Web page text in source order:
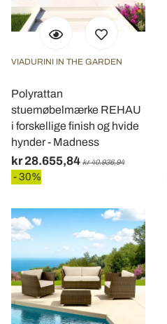
VIADURINI IN THE GARDEN
Polyrattan
stuemøbelmærke REHAU
i forskellige finish og hvide
hynder - Madness
kr 28.655,84 kr 40.936,94
- 30%